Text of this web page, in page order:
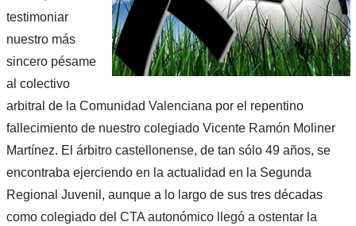
testimoniar
nuestro más
sincero pésame
al colectivo
arbitral de la Comunidad Valenciana por el repentino
fallecimiento de nuestro colegiado Vicente Ramón Moliner
Martínez. El árbitro castellonense, de tan sólo 49 años, se
encontraba ejerciendo en la actualidad en la Segunda
Regional Juvenil, aunque a lo largo de sus tres décadas
como colegiado del CTA autonómico llegó a ostentar la